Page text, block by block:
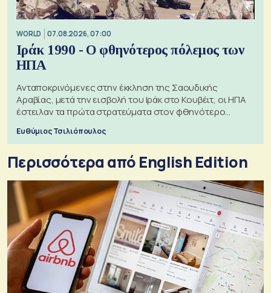
WORLD 07.08.2026, 07:00
Ιράκ 1990 - Ο φθηνότερος πόλεμος των
ΗΠΑ
Ανταποκρινόμενες στην έκκληση της Σαουδικής
Αραβίας, μετά την εισβολή του Ιράκ στο Κουβέιτ, οι ΗΠΑ
έστειλαν τα πρώτα στρατεύματα στον φθηνότερο
Ευθύμιος Τσιλιόπουλος
Περισσότερα από English Edition